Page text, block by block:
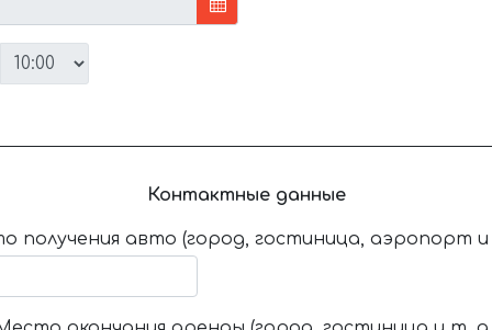
Контактные данные
получения авто (город, гостиница, аэропорт и